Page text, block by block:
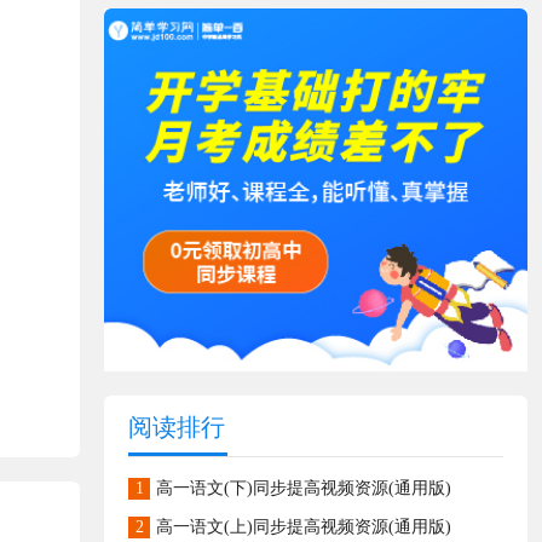
阅读排行
1 高一语文(下)同步提高视频资源(通用版)
2 高一语文(上)同步提高视频资源(通用版)